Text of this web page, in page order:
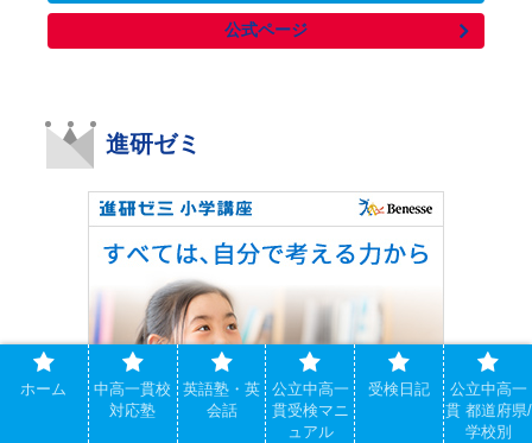
公式ページ
進研ゼミ
ホーム
中高一貫校
対応塾
英語塾・英
会話
公立中高一
貫受検マニ
ュアル
受検日記
公立中高一
貫 都道府県/
学校別